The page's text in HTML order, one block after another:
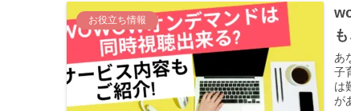
お役立ち情報
あ
子
は
が